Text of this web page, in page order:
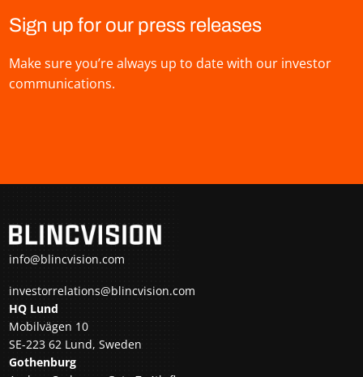
Sign up for our press releases
Make sure you’re always up to date with our investor
communications.
info@blincvision.com
investorrelations@blincvision.com
HQ Lund
Mobilvägen 10
SE-223 62 Lund, Sweden
Gothenburg